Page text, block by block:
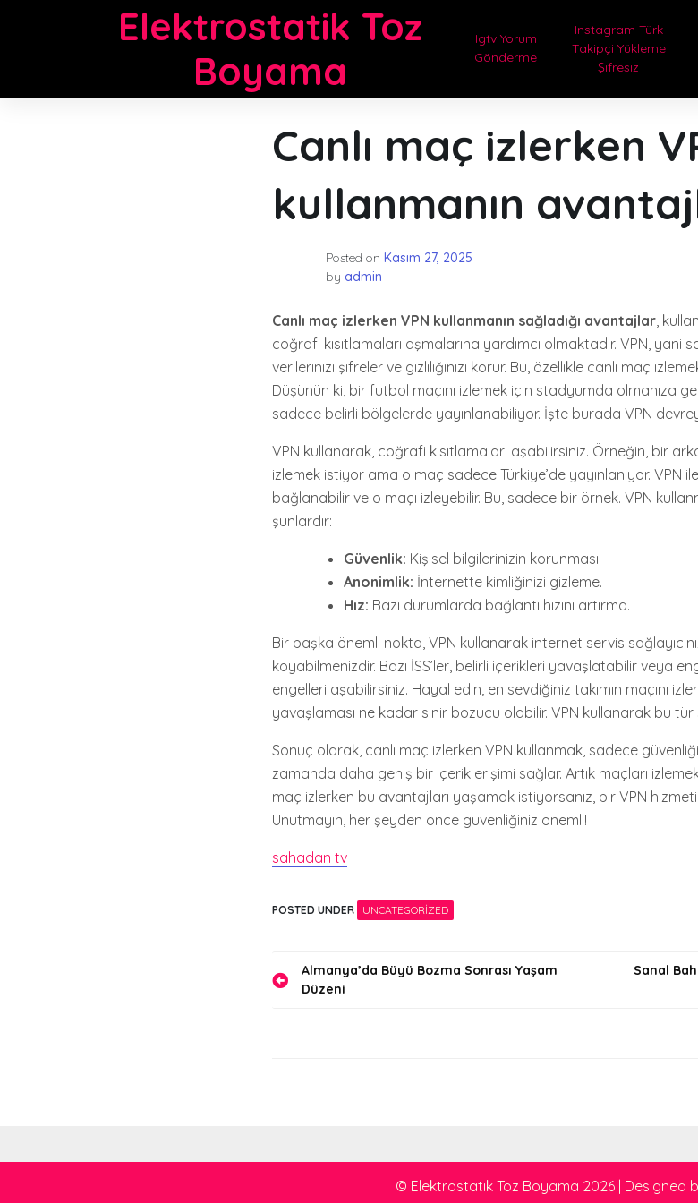
Elektrostatik Toz
Boyama
Igtv Yorum
Gönderme
Instagram Türk
Takipçi Yükleme
Şifresiz
Canlı maç izlerken
kullanmanın
Posted on Kasım 27, 2025
by admin
Canlı maç izlerken VPN kullanmanın sağladığı avantajlar,
coğrafi kısıtlamaları aşmalarına yardımcı olmaktadır. VPN,
verilerinizi şifreler ve gizliliğinizi korur. Bu, özellikle canlı maç
Düşünün ki, bir futbol maçını izlemek için stadyumda olmanıza
sadece belirli bölgelerde yayınlanabiliyor. İşte burada VPN
VPN kullanarak, coğrafi kısıtlamaları aşabilirsiniz. Örneğin, bir
izlemek istiyor ama o maç sadece Türkiye’de yayınlanıyor. VPN
bağlanabilir ve o maçı izleyebilir. Bu, sadece bir örnek. VPN
şunlardır:
Güvenlik: Kişisel bilgilerinizin korunması.
Anonimlik: İnternette kimliğinizi gizleme.
Hız: Bazı durumlarda bağlantı hızını artırma.
Bir başka önemli nokta, VPN kullanarak internet servis
koyabilmenizdir. Bazı İSS’ler, belirli içerikleri yavaşlatabilir veya
engelleri aşabilirsiniz. Hayal edin, en sevdiğiniz takımın maçını
yavaşlaması ne kadar sinir bozucu olabilir. VPN kullanarak bu tür
Sonuç olarak, canlı maç izlerken VPN kullanmak, sadece
zamanda daha geniş bir içerik erişimi sağlar. Artık maçları
maç izlerken bu avantajları yaşamak istiyorsanız, bir VPN
Unutmayın, her şeyden önce güvenliğiniz önemli!
sahadan tv
POSTED UNDER UNCATEGORIZED
YazıAlmanya’da Büyü Bozma Sonrası Yaşam
Düzeni
Sanal
© Elektrostatik Toz Boyama 2026 Designed